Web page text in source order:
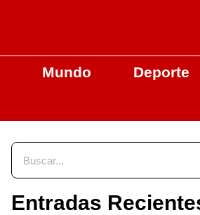
Mundo Deporte
Entradas